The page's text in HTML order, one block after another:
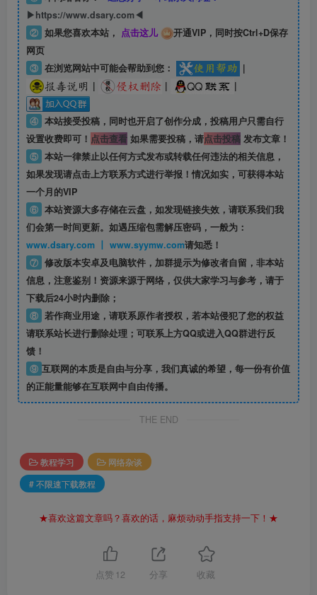
▶https://www.dsary.com◀
② 如果您喜欢本站， 点击这儿
开通VIP，同时按Ctrl+D保存
网页
③ 在浏览网站中可能会帮助到您：
|
|
| |
④ 本站接受投稿，同时也开启了创作分成，投稿用户只需自行
设置收费即可！ 点击查看如果需要投稿，请点击投稿发布文章！
⑤ 本站一律禁止以任何方式发布或转载任何违法的相关信息，
如果发现请点击上方联系方式进行举报！情况如实，可获得本站
一个月的VIP
⑥ 本站资源大多存储在云盘，如发现链接失效，请联系我们我
们会第一时间更新。如遇压缩包需解压密码，一般为：
www.dsary.com 丨 www.syymw.com请知悉！
⑦ 修改版本安卓及电脑软件，加群提示为修改者自留， 非本站
信息 ，注意鉴别！资源来源于网络，仅供大家学习与参考，请于
下载后24小时内删除；
⑧ 若作商业用途，请联系原作者授权，若本站侵犯了您的权益
请联系站长进行删除处理；可联系上方QQ或进入QQ群进行反
馈！
⑨ 互联网的本质是自由与分享，我们真诚的希望，每一份有价值
的正能量能够在互联网中自由传播。
THE END
教程学习
网络杂谈
# 不限速下载教程
★喜欢这篇文章吗？喜欢的话，麻烦动动手指支持一下！★
点赞 12 分享 收藏